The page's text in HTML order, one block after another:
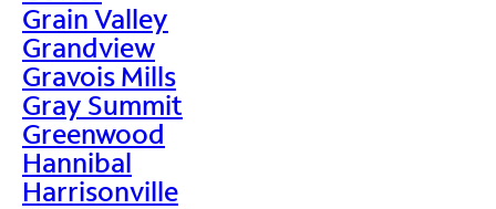
Grain Valley
Grandview
Gravois Mills
Gray Summit
Greenwood
Hannibal
Harrisonville